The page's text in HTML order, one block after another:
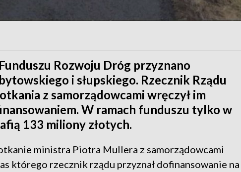
Rozwoju Dróg przyznano
i słupskiego. Rzecznik Rządu
z samorządowcami wręczył im
W ramach funduszu tylko w
133 miliony złotych.
ministra Piotra Mullera z samorządowcami
którego rzecznik rządu przyznał dofinansowanie na